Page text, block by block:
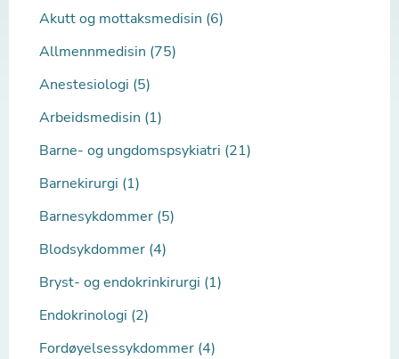
Akutt og mottaksmedisin (6)
Allmennmedisin (75)
Anestesiologi (5)
Arbeidsmedisin (1)
Barne- og ungdomspsykiatri (21)
Barnekirurgi (1)
Barnesykdommer (5)
Blodsykdommer (4)
Bryst- og endokrinkirurgi (1)
Endokrinologi (2)
Fordøyelsessykdommer (4)